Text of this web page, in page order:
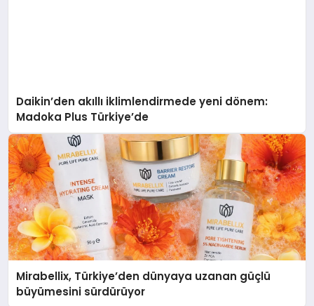
Daikin’den akıllı iklimlendirmede yeni dönem:
Madoka Plus Türkiye’de
Mirabellix, Türkiye’den dünyaya uzanan güçlü
büyümesini sürdürüyor